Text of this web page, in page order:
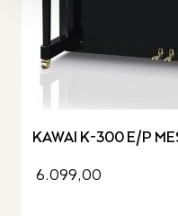
KAWAI K-300 E/P
6.099,00
slide